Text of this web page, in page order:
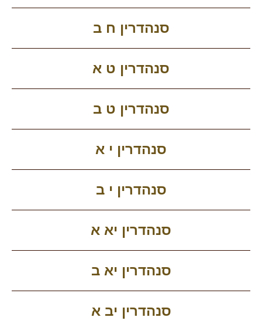
סנהדרין ח ב
סנהדרין ט א
סנהדרין ט ב
סנהדרין י א
סנהדרין י ב
סנהדרין יא א
סנהדרין יא ב
סנהדרין יב א